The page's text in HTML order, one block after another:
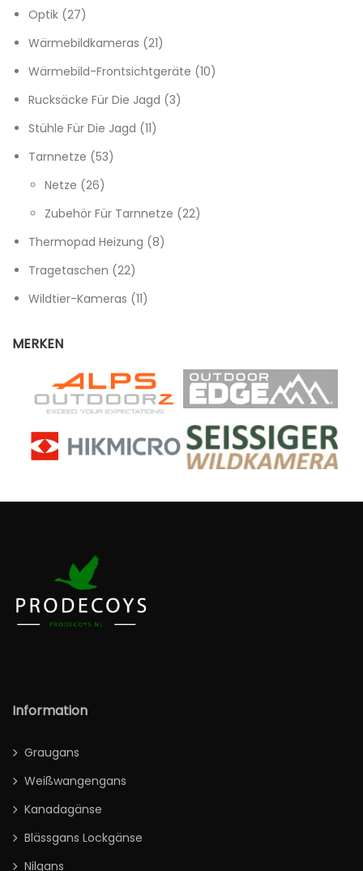
Optik 2727 Produkte
Wärmebildkameras 2121 Produkte
Wärmebild-Frontsichtgeräte 1010 Produkte
Rucksäcke Für Die Jagd 33 Produkte
Stühle Für Die Jagd 1111 Produkte
Tarnnetze 5353 Produkte
Netze 2626 Produkte
Zubehör Für Tarnnetze 2222 Produkte
Thermopad Heizung
88 Produkte
Tragetaschen 2222 Produkte
Wildtier-Kameras 1111 Produkte
MERKEN
Information
Graugans
Weißwangengans
Kanadagänse
Blässgans Lockgänse
Nilgans